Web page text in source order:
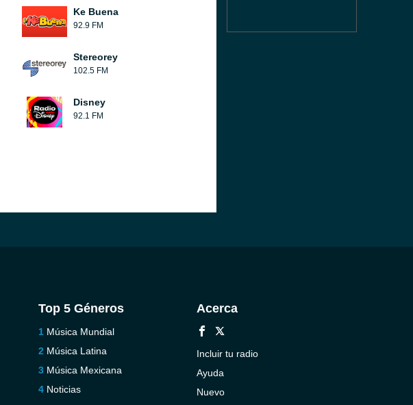
Ke Buena
92.9 FM
Stereorey
102.5 FM
Disney
92.1 FM
Top 5 Géneros
Música Mundial
Música Latina
Música Mexicana
Noticias
Acerca
Incluir tu radio
Ayuda
Nuevo